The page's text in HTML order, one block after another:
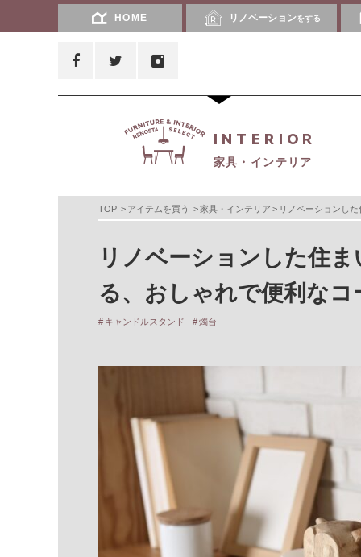
HOME リノベーションをする
INTERIOR
家具・インテリア
TOP アイテムを買う 家具・インテリア リノベーションし
リノベーションした住
る、おしゃれで便利な
キャンドルスタンド 燭台